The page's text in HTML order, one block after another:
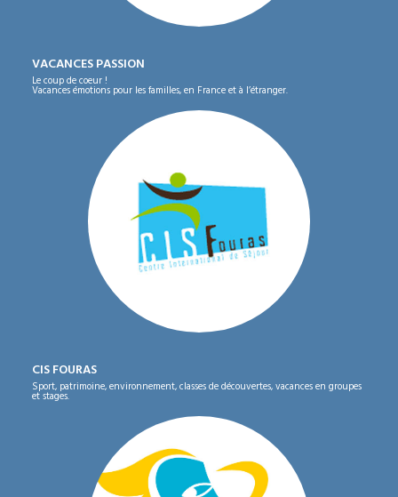
VACANCES PASSION
Le coup de coeur !
Vacances émotions pour les familles, en France et à l’étranger.
CIS FOURAS
Sport, patrimoine, environnement, classes de découvertes, vacances en groupes
et stages.